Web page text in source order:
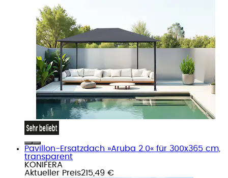
Pavillon-Ersatzdach »Aruba 2.0« für 300x365 cm,
transparent
KONIFERA
Aktueller Preis215,49 €